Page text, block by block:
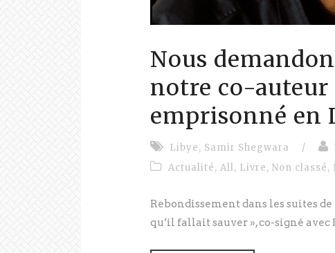
Nous
notre co-auteur
emprisonné en
Libye, Samir Shegwara /
Actualité, All, Livre, Non classé,
Rebondissement dans les suites
qu’il fallait sauver », co-signé